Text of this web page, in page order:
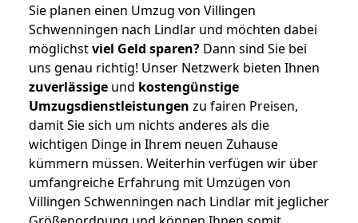
Sie planen einen Umzug von Villingen
Schwenningen nach Lindlar und möchten dabei
möglichstviel Geld sparen? Dann sind Sie bei
uns genau richtig! Unser Netzwerk bieten Ihnen
zuverlässige und kostengünstige
Umzugsdienstleistungen zu fairen Preisen,
damit Sie sich um nichts anderes als die
wichtigen Dinge in Ihrem neuen Zuhause
kümmern müssen. Weiterhin verfügen wir über
umfangreiche Erfahrung mit Umzügen von
Villingen Schwenningen nach Lindlar mit jeglicher